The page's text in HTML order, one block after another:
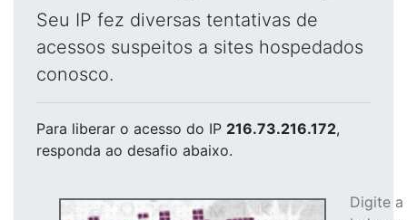
Seu IP fez diversas tentativas de
acessos suspeitos a sites hospedados
conosco.
Para liberar o acesso do IP 216.73.216.172,
responda ao desafio abaixo.
Digite